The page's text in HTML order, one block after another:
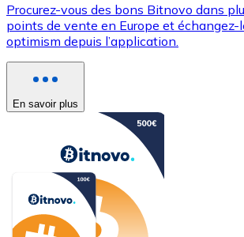
Procurez-vous des bons Bitnovo dans
points de vente en Europe et échangez-
optimism depuis l’application.
En savoir plus